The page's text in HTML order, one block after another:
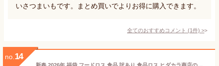
いさつまいもです。まとめ買いでよりお得に購入できます。
全てのおすすめコメント (1件) >
no. 14